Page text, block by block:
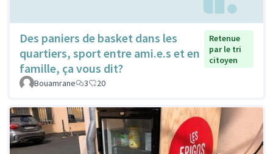
Des paniers de basket dans les
quartiers, sport entre ami.e.s et en
famille, ça vous dit?
Retenue
par le tri
citoyen
Bouamrane 3 20